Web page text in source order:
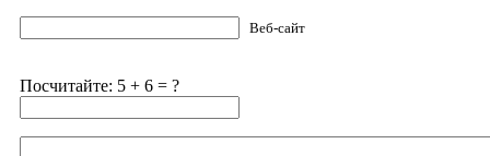
Веб-сайт
Посчитайте: 5 + 6 = ?